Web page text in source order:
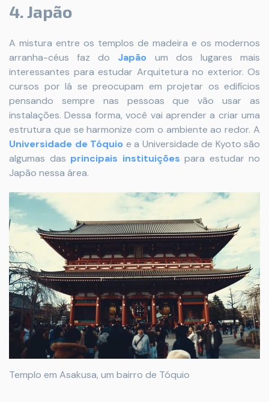
4. Japão
A mistura entre os templos de madeira e os modernos
arranha-céus faz do Japão um dos lugares mais
interessantes para estudar Arquitetura no exterior. Os
cursos por lá se preocupam em projetar os edifícios
pensando sempre nas pessoas que vão usar as
instalações. Dessa forma, você vai aprender a criar uma
estrutura que se harmonize com o ambiente ao redor. A
Universidade de Tóquio e a Universidade de Kyoto são
algumas das principais instituições para estudar no
Japão nessa área.
Templo em Asakusa, um bairro de Tóquio